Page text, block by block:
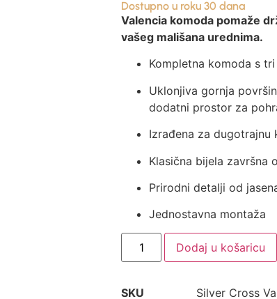
Dostupno u roku 30 dana
Valencia komoda pomaže
vašeg mališana urednima.
Kompletna komoda s
Uklonjiva gornja
dodatni prostor za
Izrađena za dugotrajnu
Klasična bijela završna
Prirodni detalji od
Jednostavna montaža
Dodaj u košaricu
SKU
Silver Cross